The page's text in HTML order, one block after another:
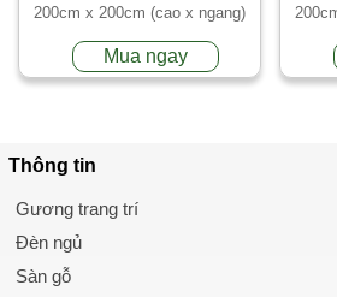
200cm x 200cm (cao x ngang)
Mua ngay
Thông tin
Gương trang trí
Đèn ngủ
Sàn gỗ